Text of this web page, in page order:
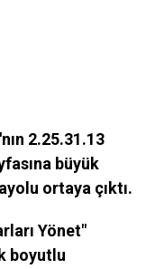
2.25.31.13
büyük
ortaya çıktı.
Yönet"
boyutlu